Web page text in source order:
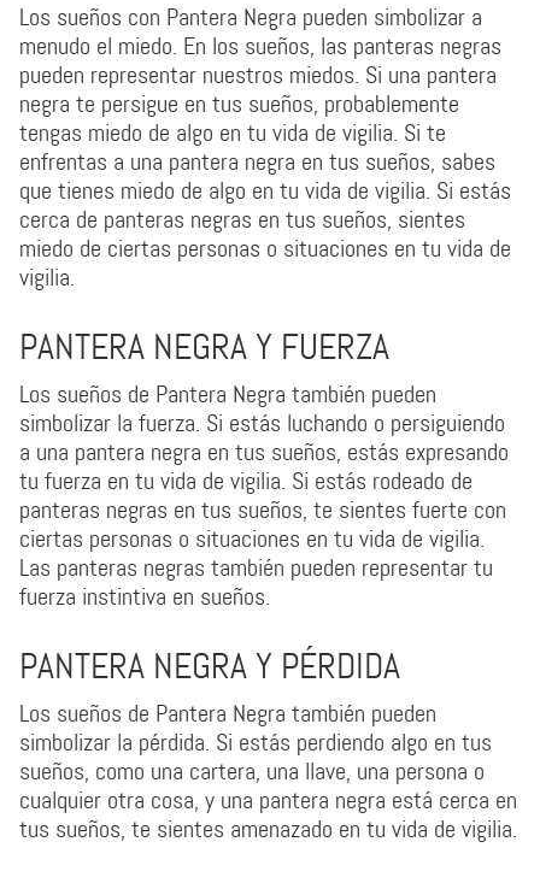
Los sueños con Pantera Negra pueden simbolizar a
menudo el miedo. En los sueños, las panteras negras
pueden representar nuestros miedos. Si una pantera
negra te persigue en tus sueños, probablemente
tengas miedo de algo en tu vida de vigilia. Si te
enfrentas a una pantera negra en tus sueños, sabes
que tienes miedo de algo en tu vida de vigilia. Si estás
cerca de panteras negras en tus sueños, sientes
miedo de ciertas personas o situaciones en tu vida de
vigilia.
PANTERA NEGRA Y FUERZA
Los sueños de Pantera Negra también pueden
simbolizar la fuerza. Si estás luchando o persiguiendo
a una pantera negra en tus sueños, estás expresando
tu fuerza en tu vida de vigilia. Si estás rodeado de
panteras negras en tus sueños, te sientes fuerte con
ciertas personas o situaciones en tu vida de vigilia.
Las panteras negras también pueden representar tu
fuerza instintiva en sueños.
PANTERA NEGRA Y PÉRDIDA
Los sueños de Pantera Negra también pueden
simbolizar la pérdida. Si estás perdiendo algo en tus
sueños, como una cartera, una llave, una persona o
cualquier otra cosa, y una pantera negra está cerca en
tus sueños, te sientes amenazado en tu vida de vigilia.